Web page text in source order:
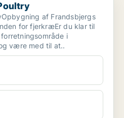
af Frandsbjergs
for fjerkræEr du klar til
i
være med til at..